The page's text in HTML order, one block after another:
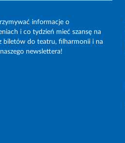
informacje o
i co tydzień mieć szansę na
biletów do teatru, filharmonii i na
newslettera!